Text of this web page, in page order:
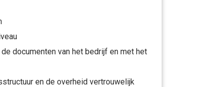
documenten van het bedrijf en met het
en de overheid vertrouwelijk